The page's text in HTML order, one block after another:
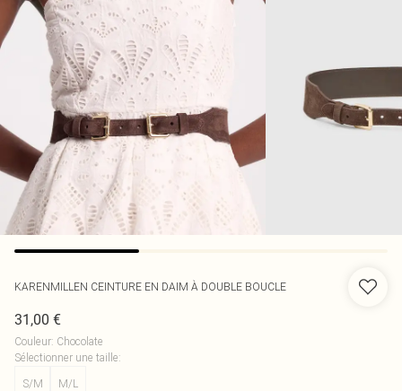
KARENMILLEN CEINTURE EN DAIM À DOUBLE BOUCLE
31,00 €
Couleur: Chocolate
Sélectionner une taille:
S/M
M/L